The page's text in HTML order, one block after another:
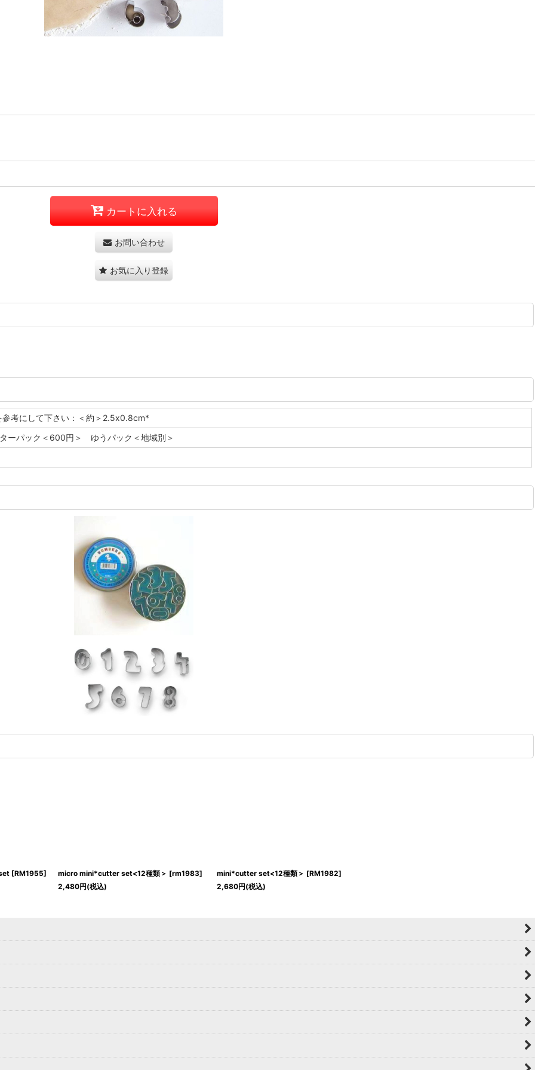
カートに入れる
お問い合わせ
お気に入り登録
考にして下さい：＜約＞2.5x0.8cm*
ーパック＜600円＞ ゆうパック＜地域別＞
[RM1955] micro mini*cutter set<12種類＞ [rm1983]
2,480円(税込)
mini*cutter set<12種類＞ [RM1982]
2,680円(税込)